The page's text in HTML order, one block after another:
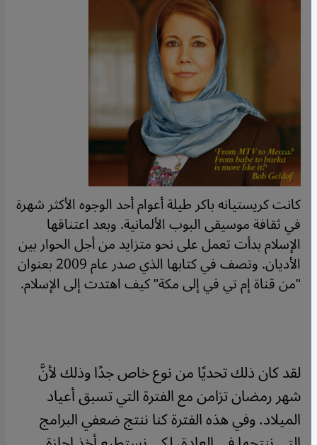
كانت كريستيانه باكر طيلة أعوام أحد الوجوه الأكثر شهرة
في ثقافة موسيقى البوب ​​الألمانية. وبعد اعتناقها
الإسلام بدأت تعمل على نحو متزايد من أجل الحوار بين
الأديان. وتصف في كتابها الذي صدر عام 2009 بعنوان
"من قناة إم تي في إلى مكة" كيف اهتدت إلى الإسلام.
لقد كان ذلك تحديًا من نوع خاص جدًا وذلك لأنَّ
شهر رمضان تزامن مع الفترة التي تسبق أعياد
الميلاد. وفي هذه الفترة كنا ننتج ضعفي البرامج